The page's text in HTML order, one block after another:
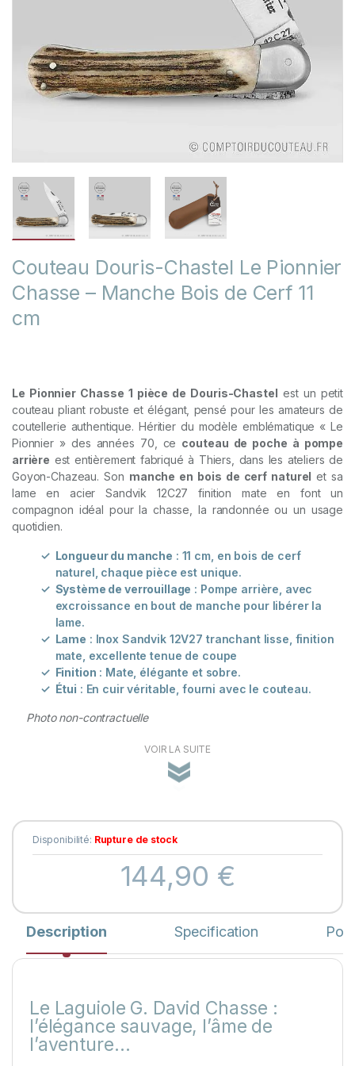
Couteau Douris-Chastel Le Pionnier
Chasse – Manche Bois de Cerf 11
cm
Le Pionnier Chasse 1 pièce de Douris-Chastel est un petit
couteau pliant robuste et élégant, pensé pour les amateurs de
coutellerie authentique. Héritier du modèle emblématique « Le
Pionnier » des années 70, ce couteau de poche à pompe
arrière est entièrement fabriqué à Thiers, dans les ateliers de
Goyon-Chazeau. Son manche en bois de cerf naturel et sa
lame en acier Sandvik 12C27 finition mate en font un
compagnon idéal pour la chasse, la randonnée ou un usage
quotidien.
Longueur du manche : 11 cm, en bois de cerf
naturel, chaque pièce est unique.
Système de verrouillage : Pompe arrière, avec
excroissance en bout de manche pour libérer la
lame.
Lame : Inox Sandvik 12V27 tranchant lisse, finition
mate, excellente tenue de coupe
Finition : Mate, élégante et sobre.
Étui : En cuir véritable, fourni avec le couteau.
Photo non-contractuelle
VOIR LA SUITE
Disponibilité: Rupture de stock
144,90 €
Description Specification
Le Laguiole G. David Chasse :
l’élégance sauvage, l’âme de
l’aventure…